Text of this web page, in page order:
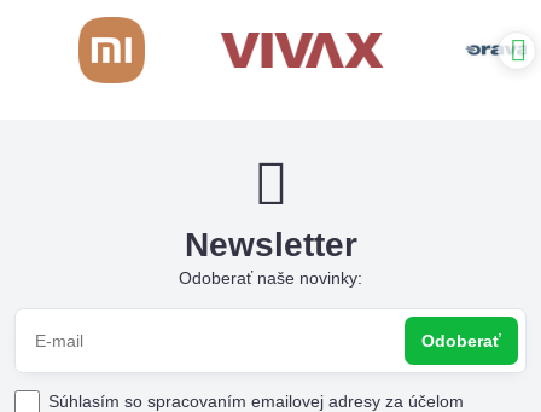
Newsletter
Odoberať naše novinky:
Odoberať
Súhlasím so spracovaním emailovej adresy za účelom